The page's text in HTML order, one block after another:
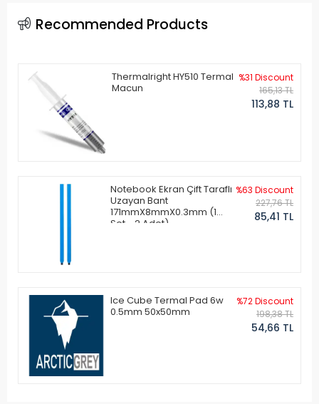
Recommended Products
Thermalright HY510 Termal
Macun
%31 Discount
165,13 TL
113,88 TL
Notebook Ekran Çift Taraflı
Uzayan Bant
171mmX8mmX0.3mm (1
Set - 2 Adet)
%63 Discount
227,76 TL
85,41 TL
Ice Cube Termal Pad 6w
0.5mm 50x50mm
%72 Discount
198,38 TL
54,66 TL